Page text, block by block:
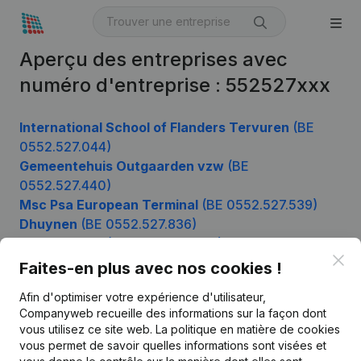
Aperçu des entreprises avec
numéro d'entreprise : 552527xxx
International School of Flanders Tervuren (BE
0552.527.044)
Gemeentehuis Outgaarden vzw (BE
0552.527.440)
Msc Psa European Terminal (BE 0552.527.539)
Dhuynen (BE 0552.527.836)
Faites-en plus avec nos cookies !
Afin d'optimiser votre expérience d'utilisateur,
Companyweb recueille des informations sur la façon dont
vous utilisez ce site web. La politique en matière de cookies
vous permet de savoir quelles informations sont visées et
Produit
Informations d’entreprise